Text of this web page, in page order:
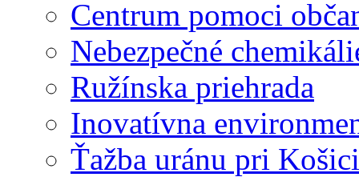
Centrum pomoci
Nebezpečné
Ružínska priehrada
Inovatívna
Ťažba uránu pri